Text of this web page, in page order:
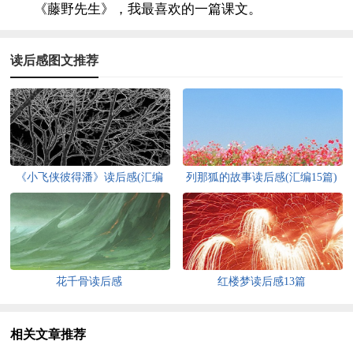
《藤野先生》，我最喜欢的一篇课文。
读后感图文推荐
《小飞侠彼得潘》读后感(汇编
15篇)
列那狐的故事读后感(汇编15篇)
花千骨读后感 红楼梦读后感13篇
相关文章推荐